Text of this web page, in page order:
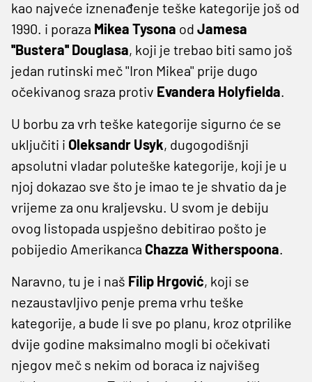
kao najveće iznenađenje teške kategorije još od
1990. i poraza Mikea Tysona od Jamesa
''Bustera'' Douglasa, koji je trebao biti samo još
jedan rutinski meč ''Iron Mikea'' prije dugo
očekivanog sraza protiv Evandera Holyfielda.
U borbu za vrh teške kategorije sigurno će se
uključiti i Oleksandr Usyk, dugogodišnji
apsolutni vladar poluteške kategorije, koji je u
njoj dokazao sve što je imao te je shvatio da je
vrijeme za onu kraljevsku. U svom je debiju
ovog listopada uspješno debitirao pošto je
pobijedio Amerikanca Chazza Witherspoona.
Naravno, tu je i naš Filip Hrgović, koji se
nezaustavljivo penje prema vrhu teške
kategorije, a bude li sve po planu, kroz otprilike
dvije godine maksimalno mogli bi očekivati
njegov meč s nekim od boraca iz najvišeg